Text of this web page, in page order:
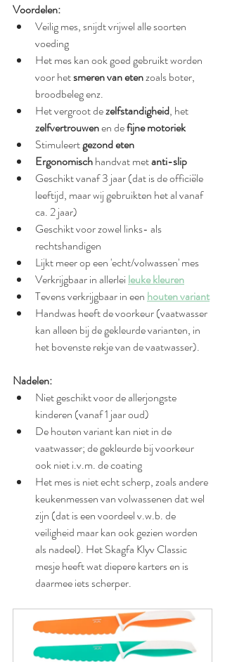
Voordelen:
Veilig mes, snijdt vrijwel alle soorten
voeding
Het mes kan ook goed gebruikt worden
voor het smeren van eten zoals boter,
broodbeleg enz.
Het vergroot de zelfstandigheid, het
zelfvertrouwen en de fijne motoriek
Stimuleert gezond eten
Ergonomisch handvat met anti-slip
Geschikt vanaf 3 jaar (dat is de officiële
leeftijd, maar wij gebruikten het al vanaf
ca. 2 jaar)
Geschikt voor zowel links- als
rechtshandigen
Lijkt meer op een 'echt/volwassen' mes
Verkrijgbaar in allerlei leuke kleuren
Tevens verkrijgbaar in een houten variant
Handwas heeft de voorkeur (vaatwasser
kan alleen bij de gekleurde varianten, in
het bovenste rekje van de vaatwasser).
Nadelen:
Niet geschikt voor de allerjongste
kinderen (vanaf 1 jaar oud)
De houten variant kan niet in de
vaatwasser; de gekleurde bij voorkeur
ook niet i.v.m. de coating
Het mes is niet echt scherp, zoals andere
keukenmessen van volwassenen dat wel
zijn (dat is een voordeel v.w.b. de
veiligheid maar kan ook gezien worden
als nadeel). Het Skagfa Klyv Classic
mesje heeft wat diepere karters en is
daarmee iets scherper.